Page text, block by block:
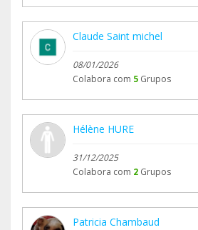
Claude Saint michel
08/01/2026
Colabora com 5 Grupos
Hélène HURE
31/12/2025
Colabora com 2 Grupos
Patricia Chambaud